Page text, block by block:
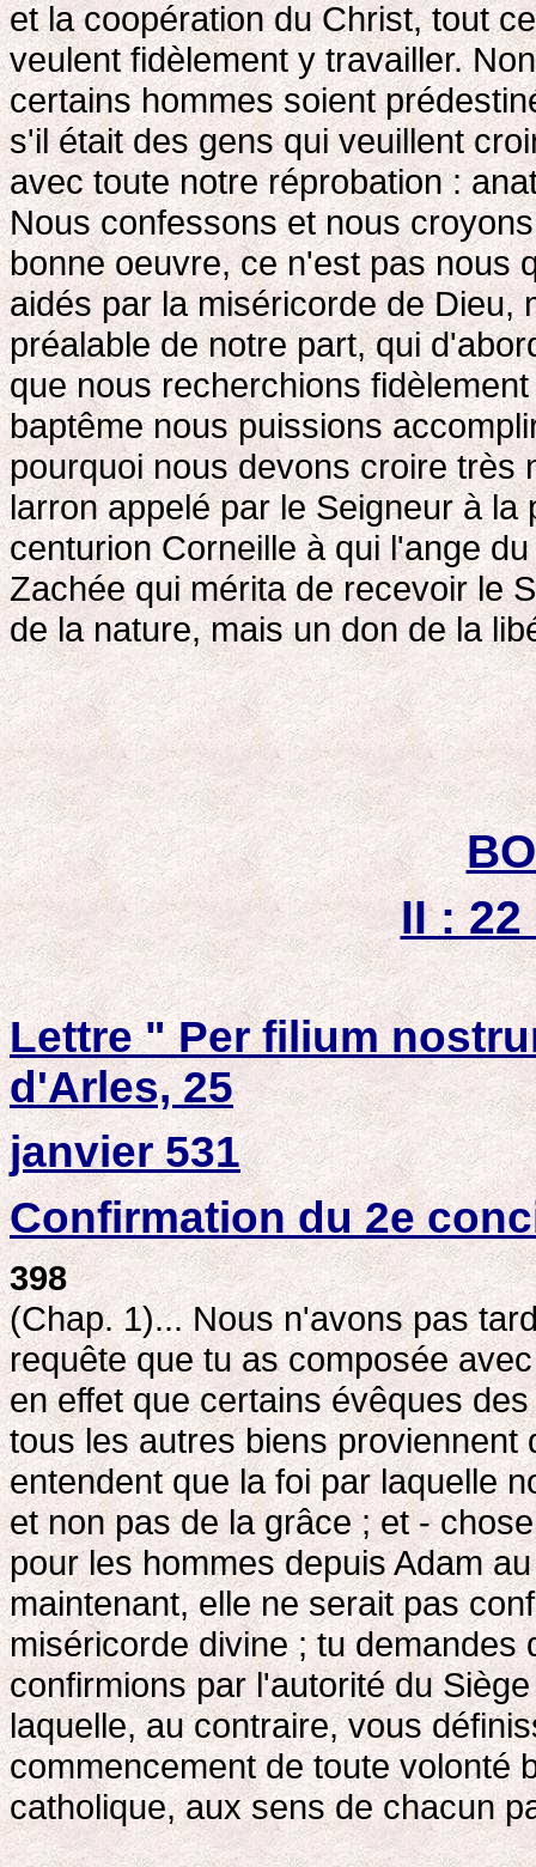
et la coopération du Christ, tout
veulent fidèlement y travailler.
certains hommes soient
s'il était des gens qui veuillent
avec toute notre réprobation :
Nous confessons et nous
bonne oeuvre, ce n'est pas nous
aidés par la miséricorde de Dieu,
préalable de notre part, qui
que nous recherchions
baptême nous puissions
pourquoi nous devons croire très
larron appelé par le Seigneur à
centurion Corneille à qui l'ange
Zachée qui mérita de recevoir le
de la nature, mais un don de la
II :
Lettre " Per filium
d'Arles, 25
janvier 531
Confirmation du 2e
398
(Chap. 1)... Nous n'avons pas
requête que tu as composée
en effet que certains évêques
tous les autres biens
entendent que la foi par laquelle
et non pas de la grâce ; et -
pour les hommes depuis Adam
maintenant, elle ne serait pas
miséricorde divine ; tu
confirmions par l'autorité du
laquelle, au contraire, vous
commencement de toute volonté
catholique, aux sens de chacun